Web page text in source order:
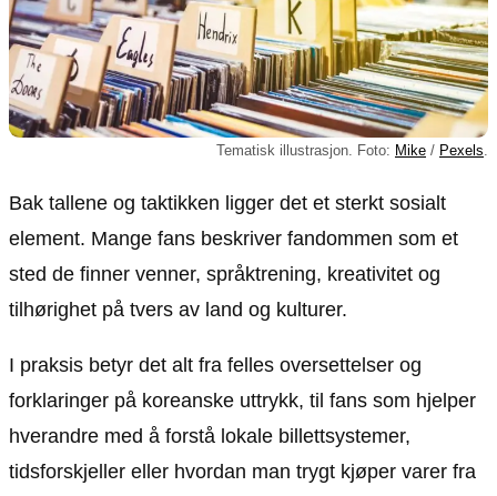
Tematisk illustrasjon. Foto: Mike / Pexels.
Bak tallene og taktikken ligger det et sterkt sosialt
element. Mange fans beskriver fandommen som et
sted de finner venner, språktrening, kreativitet og
tilhørighet på tvers av land og kulturer.
I praksis betyr det alt fra felles oversettelser og
forklaringer på koreanske uttrykk, til fans som hjelper
hverandre med å forstå lokale billettsystemer,
tidsforskjeller eller hvordan man trygt kjøper varer fra